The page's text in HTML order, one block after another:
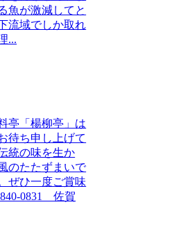
魚が激減してと
流域でしか取れ
...
亭「楊柳亭」は
待ち申し上げて
統の味を生か
のたたずまいで
ぜひ一度ご賞味
0831 佐賀